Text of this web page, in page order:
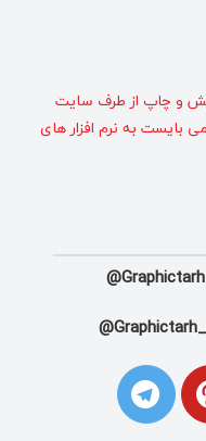
و چاپ از طرف سایت
بایست به نرم افزار های